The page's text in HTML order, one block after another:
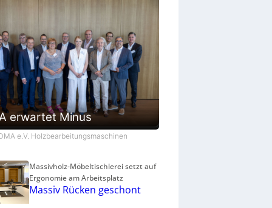
erwartet Minus
e.V. Holzbearbeitungsmaschinen
Massivholz-Möbeltischlerei setzt auf
Ergonomie am Arbeitsplatz
Massiv Rücken geschont